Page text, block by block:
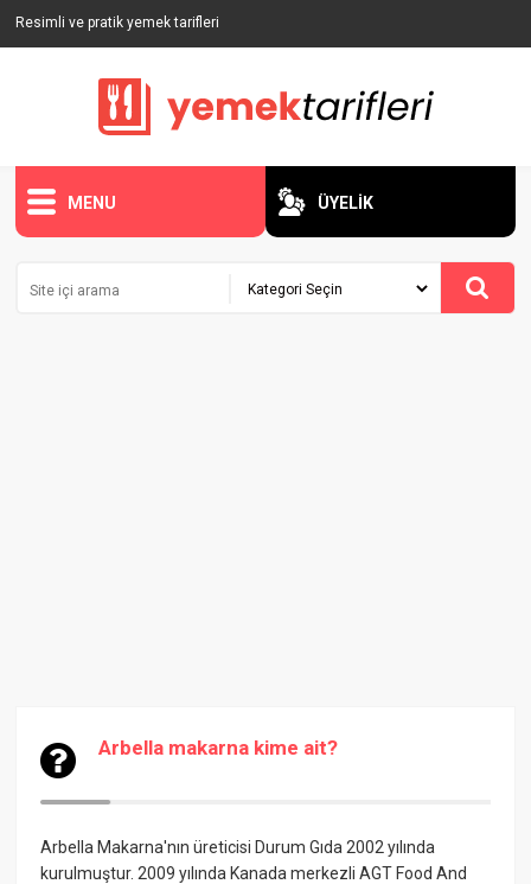
Resimli ve pratik yemek tarifleri
MENU ÜYELİK
Arbella makarna kime ait?
Arbella Makarna'nın üreticisi Durum Gıda 2002 yılında
kurulmuştur. 2009 yılında Kanada merkezli AGT Food And